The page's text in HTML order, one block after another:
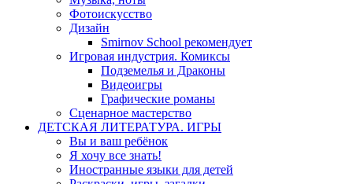
Фотоискусство
Дизайн
Smirnov School рекомендует
Игровая индустрия. Комиксы
Подземелья и Драконы
Видеоигры
Графические романы
Сценарное мастерство
ДЕТСКАЯ ЛИТЕРАТУРА. ИГРЫ
Вы и ваш ребёнок
Я хочу все знать!
Иностранные языки для детей